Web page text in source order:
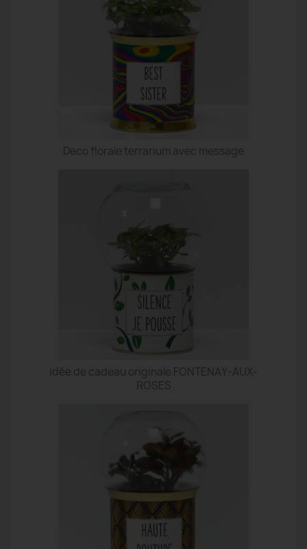
Deco florale terrarium avec message
idée de cadeau originale FONTENAY-AUX-
ROSES